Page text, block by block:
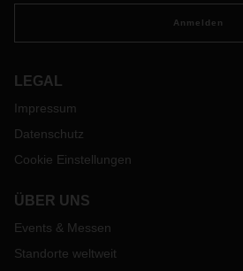
Anmelden
LEGAL
Impressum
Datenschutz
Cookie Einstellungen
ÜBER UNS
Events & Messen
Standorte weltweit